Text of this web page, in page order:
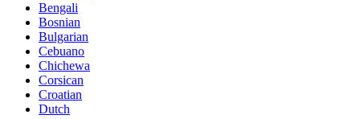
Bengali
Bosnian
Bulgarian
Cebuano
Chichewa
Corsican
Croatian
Dutch